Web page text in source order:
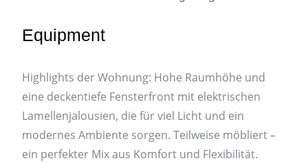
Equipment
Highlights der Wohnung: Hohe Raumhöhe und
eine deckentiefe Fensterfront mit elektrischen
Lamellenjalousien, die für viel Licht und ein
modernes Ambiente sorgen. Teilweise möbliert –
ein perfekter Mix aus Komfort und Flexibilität.